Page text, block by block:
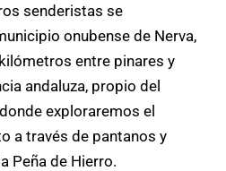
senderistas se
onubense de Nerva,
entre pinares y
andaluza, propio del
exploraremos el
a través de pantanos y
Peña de Hierro.